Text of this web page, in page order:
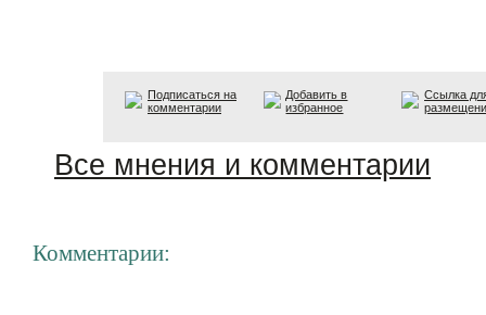
Подписаться на
комментарии
Добавить в
избранное
Ссылка
Все мнения и комментарии
Комментарии: